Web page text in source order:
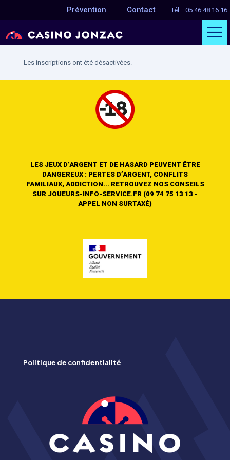
Prévention Contact Tél. : 05 46 48 16 16
Les inscriptions ont été désactivées.
LES JEUX D’ARGENT ET DE HASARD PEUVENT ÊTRE
DANGEREUX : PERTES D’ARGENT, CONFLITS
FAMILIAUX, ADDICTION... RETROUVEZ NOS CONSEILS
SUR JOUEURS-INFO-SERVICE.FR (09 74 75 13 13 -
APPEL NON SURTAXÉ)
Politique de confidentialité